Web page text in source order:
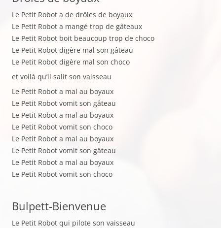
Le Petit Robot a de drôles de boyaux
Le Petit Robot a mangé trop de gâteaux
Le Petit Robot boit beaucoup trop de choco
Le Petit Robot digère mal son gâteau
Le Petit Robot digère mal son choco
et voilà qu’il salit son vaisseau
Le Petit Robot a mal au boyaux
Le Petit Robot vomit son gâteau
Le Petit Robot a mal au boyaux
Le Petit Robot vomit son choco
Le Petit Robot a mal au boyaux
Le Petit Robot vomit son gâteau
Le Petit Robot a mal au boyaux
Le Petit Robot vomit son choco
Bulpett-Bienvenue
Le Petit Robot qui pilote son vaisseau